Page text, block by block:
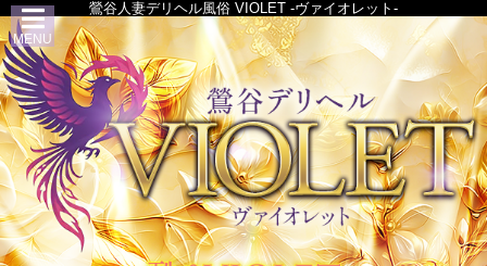
鶯谷人妻デリヘル風俗 VIOLET -ヴァイオレット-
MENU